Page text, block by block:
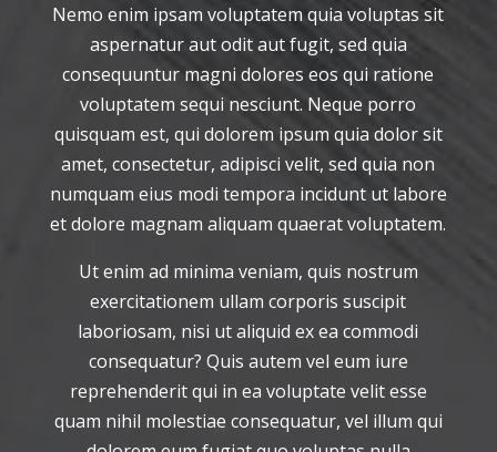
Nemo enim ipsam voluptatem quia voluptas sit
aspernatur aut odit aut fugit, sed quia
consequuntur magni dolores eos qui ratione
voluptatem sequi nesciunt. Neque porro
quisquam est, qui dolorem ipsum quia dolor sit
amet, consectetur, adipisci velit, sed quia non
numquam eius modi tempora incidunt ut labore
et dolore magnam aliquam quaerat voluptatem.
Ut enim ad minima veniam, quis nostrum
exercitationem ullam corporis suscipit
laboriosam, nisi ut aliquid ex ea commodi
consequatur? Quis autem vel eum iure
reprehenderit qui in ea voluptate velit esse
quam nihil molestiae consequatur, vel illum qui